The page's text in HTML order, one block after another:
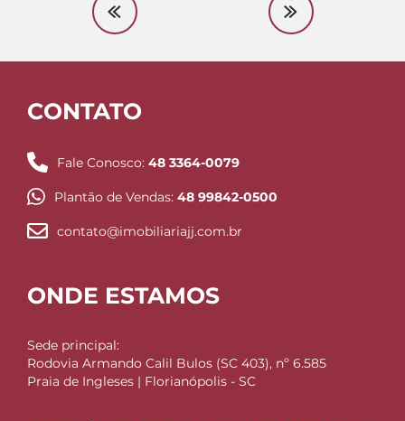
CONTATO
Fale Conosco: 48 3364-0079
Plantão de Vendas: 48 99842-0500
contato@imobiliariajj.com.br
ONDE ESTAMOS
Sede principal:
Rodovia Armando Calil Bulos (SC 403), nº 6.585
Praia de Ingleses | Florianópolis - SC